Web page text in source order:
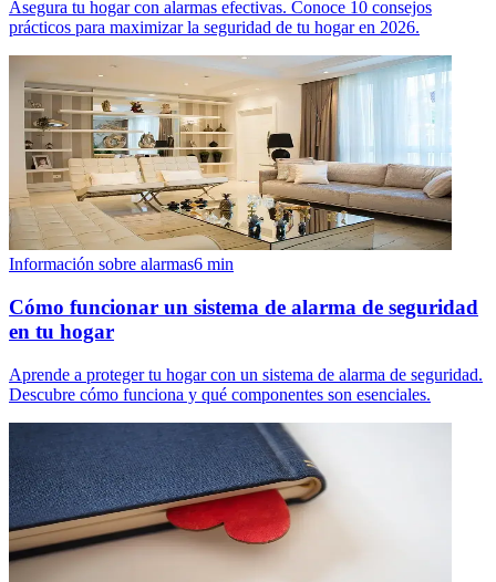
Asegura tu hogar con alarmas efectivas. Conoce 10 consejos
prácticos para maximizar la seguridad de tu hogar en 2026.
Información sobre alarmas6 min
Cómo funcionar un sistema de alarma de seguridad
en tu hogar
Aprende a proteger tu hogar con un sistema de alarma de seguridad.
Descubre cómo funciona y qué componentes son esenciales.